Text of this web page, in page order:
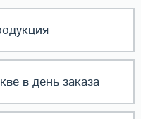
в день заказа